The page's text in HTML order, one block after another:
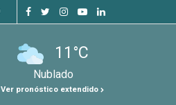
11°C
Nublado
Ver pronóstico extendido